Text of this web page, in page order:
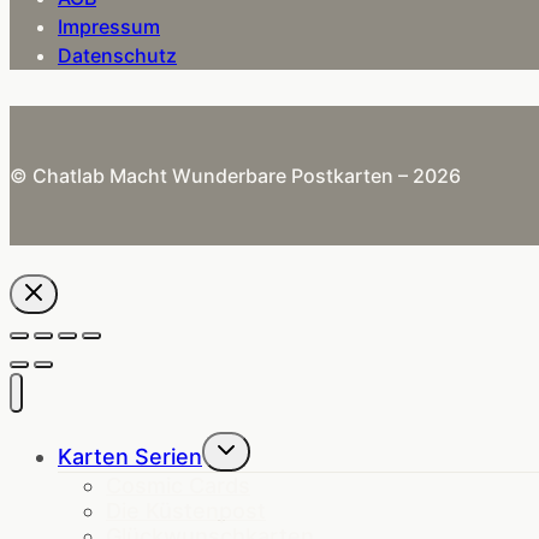
Impressum
Datenschutz
© Chatlab Macht Wunderbare Postkarten – 2026
Karten Serien Untermenü
umschalten